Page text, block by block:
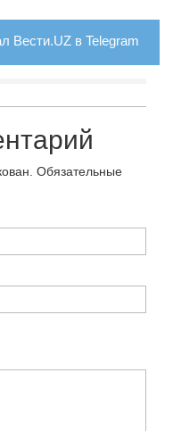
Вести.UZ в Telegram
Обязательные